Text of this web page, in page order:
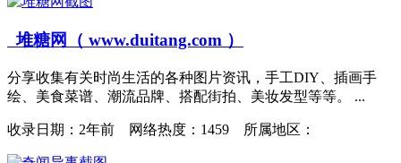
堆糖网（ www.duitang.com ）
分享收集有关时尚生活的各种图片资讯，手工DIY、插画手
绘、美食菜谱、潮流品牌、搭配街拍、美妆发型等等。 ...
收录日期： 2年前 网络热度：1459 所属地区：